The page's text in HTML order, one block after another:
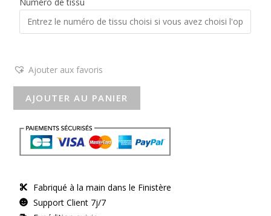
Ajouter aux favoris
AJOUTER AU PANIER
Fabriqué à la main dans le Finistère
Support Client 7j/7